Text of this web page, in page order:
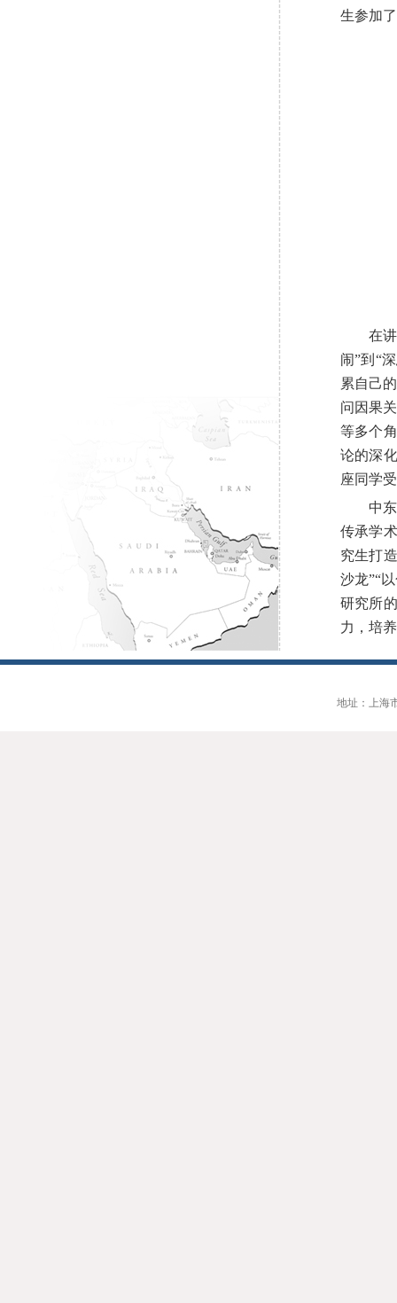
生参加
在
闹”到“
累自己
问因果
等多个
论的深
座同学
中
传承学
究生打
沙龙”“
研究所
力，培
地址：上海